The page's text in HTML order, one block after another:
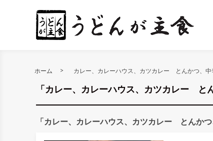
ホーム カレー、カレーハウス、カツカレー とんかつ、中
「カレー、カレーハウス、カツカレー と
「カレー、カレーハウス、カツカレー とんか